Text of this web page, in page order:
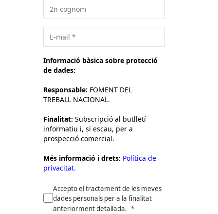
Informació bàsica sobre protecció
de dades:
Responsable: FOMENT DEL
TREBALL NACIONAL.
Finalitat: Subscripció al butlletí
informatiu i, si escau, per a
prospecció comercial.
Més informació i drets: Política de
privacitat.
Accepto el tractament de les meves
dades personals per a la finalitat
anteriorment detallada.